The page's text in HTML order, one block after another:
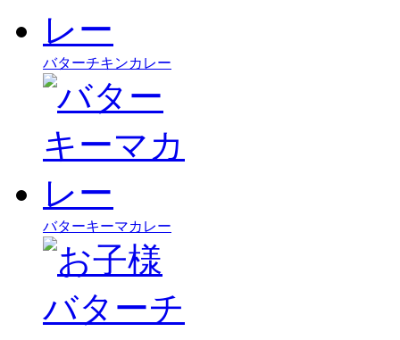
バターチキンカレー
バターキーマカレー